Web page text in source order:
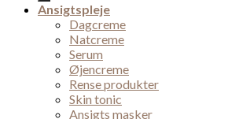
Ansigtspleje
Dagcreme
Natcreme
Serum
Øjencreme
Rense produkter
Skin tonic
Ansigts masker